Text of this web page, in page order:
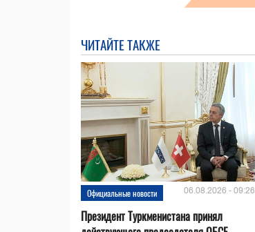
ЧИТАЙТЕ ТАКЖЕ
Официальные новости 06.08.2026 - 09:26
Президент Туркменистана принял